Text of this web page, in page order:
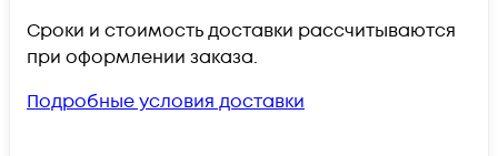
Сроки и стоимость доставки рассчитываются
при оформлении заказа.
Подробные условия доставки